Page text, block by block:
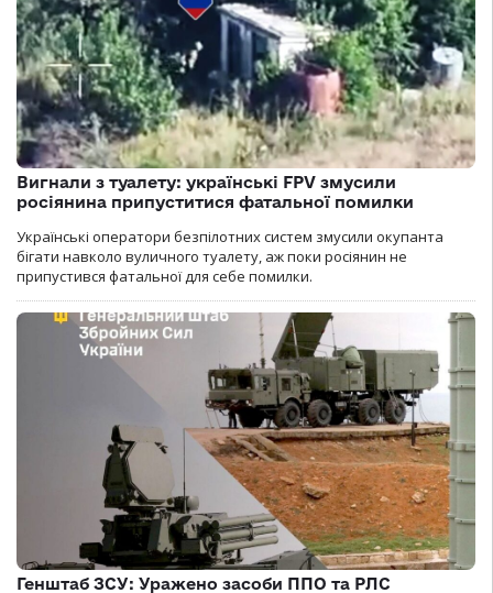
Вигнали з туалету: українські FPV змусили
росіянина припуститися фатальної помилки
Українські оператори безпілотних систем змусили окупанта
бігати навколо вуличного туалету, аж поки росіянин не
припустився фатальної для себе помилки.
Генштаб ЗСУ: Уражено засоби ППО та РЛС